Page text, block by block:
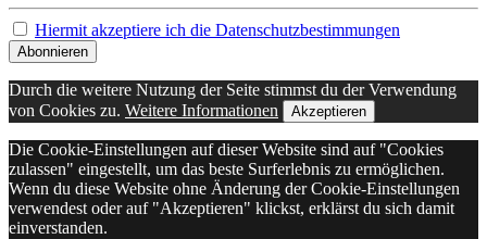
Hiermit akzeptiere ich die Datenschutzbestimmungen
Durch die weitere Nutzung der Seite stimmst du der Verwendung
von Cookies zu. Weitere Informationen Akzeptieren
Die Cookie-Einstellungen auf dieser Website sind auf "Cookies
zulassen" eingestellt, um das beste Surferlebnis zu ermöglichen.
Wenn du diese Website ohne Änderung der Cookie-Einstellungen
verwendest oder auf "Akzeptieren" klickst, erklärst du sich damit
einverstanden.